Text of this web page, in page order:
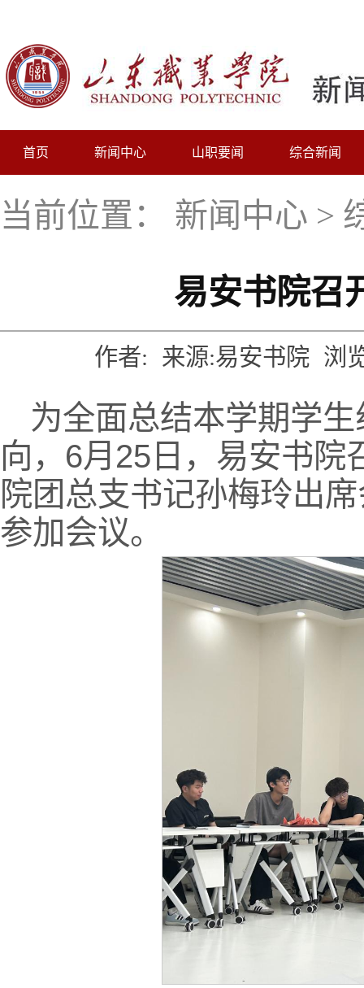
首页 新闻中心 山职要闻 综合新闻
当前位置： 新闻中心 >
易安书院召
作者: 来源:易安书院 浏
为全面总结本学期学
向，6月25日，易安书院
院团总支书记孙梅玲出
参加会议。